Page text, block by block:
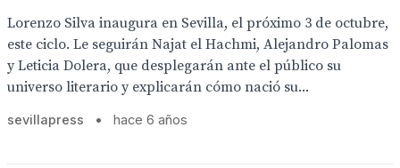
Lorenzo Silva inaugura en Sevilla, el próximo 3 de octubre,
este ciclo. Le seguirán Najat el Hachmi, Alejandro Palomas
y Leticia Dolera, que desplegarán ante el público su
universo literario y explicarán cómo nació su...
sevillapress • hace 6 años